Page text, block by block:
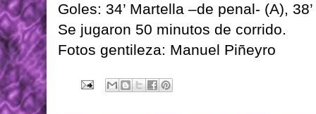
Goles: 34’ Martella –de penal- (A),
Se jugaron 50 minutos de corrido.
Fotos gentileza: Manuel Piñeyro